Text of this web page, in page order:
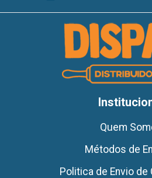
Quem
Métodos de
Politica de Envio de